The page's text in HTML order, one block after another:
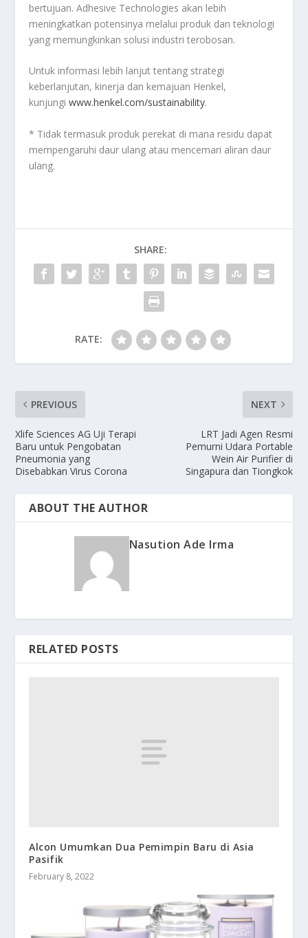
bertujuan. Adhesive Technologies akan lebih
meningkatkan potensinya melalui produk dan teknologi
yang memungkinkan solusi industri terobosan.
Untuk informasi lebih lanjut tentang strategi
keberlanjutan, kinerja dan kemajuan Henkel,
kunjungiwww.henkel.com/sustainability.
* Tidak termasuk produk perekat di mana residu dapat
mempengaruhi daur ulang atau mencemari aliran daur
ulang.
SHARE:
RATE:
PREVIOUS
Xlife Sciences AG Uji Terapi
Baru untuk Pengobatan
Pneumonia yang
Disebabkan Virus Corona
NEXT
LRT Jadi Agen Resmi
Pemurni Udara Portable
Wein Air Purifier di
Singapura dan Tiongkok
ABOUT THE AUTHOR
Nasution Ade Irma
RELATED POSTS
Alcon Umumkan Dua Pemimpin Baru di Asia
Pasifik
February 8, 2022